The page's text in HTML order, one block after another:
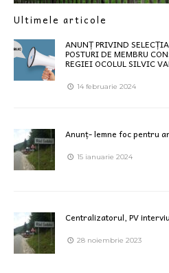
Ultimele articole
ANUNȚ PRIVIND
POSTURI DE MEMBRU
REGIEI OCOLUL SILVIC
14 februarie 2024
Anunț- lemne foc pentru
15 ianuarie 2024
Centralizatorul, PV
28 noiembrie 2023